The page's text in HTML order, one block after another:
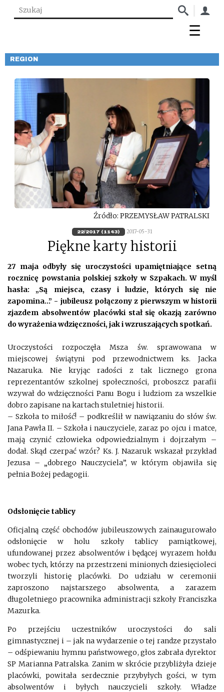
REGION
Źródło: PRZEMYSŁAW PATRALSKI
22/2017 (1143) 2017-05-31
Piękne karty historii
27 maja odbyły się uroczystości upamiętniające setną
rocznicę powstania polskiej szkoły w Szpakach. W myśl
hasła: „Są miejsca, czasy i ludzie, których się nie
zapomina…” - jubileusz połączony z pierwszym w historii
zjazdem absolwentów placówki stał się okazją zarówno
do wyrażenia wdzięczności, jak i wzruszających spotkań.
Uroczystości rozpoczęła Msza św. sprawowana w
miejscowej świątyni pod przewodnictwem ks. Jacka
Nazaruka. Nie kryjąc radości z tak licznego grona
reprezentantów szkolnej społeczności, proboszcz parafii
wzywał do wdzięczności Panu Bogu i ludziom za wszelkie
dobro zapisane na kartach stuletniej historii.
– Szkoła to miłość! – podkreślił w nawiązaniu do słów św.
Jana Pawła II. – Szkoła i nauczyciele, zaraz po ojcu i matce,
mają czynić człowieka odpowiedzialnym i dojrzałym –
dodał. Skąd czerpać wzór? Ks. J. Nazaruk wskazał przykład
Jezusa – „dobrego Nauczyciela”, w którym objawiła się
pełnia Bożej pedagogii.
Odsłonięcie tablicy
Oficjalną część obchodów jubileuszowych zainaugurowało
odsłonięcie w holu szkoły tablicy pamiątkowej,
ufundowanej przez absolwentów i będącej wyrazem hołdu
wobec tych, którzy na przestrzeni minionych dziesięcioleci
tworzyli historię placówki. Do udziału w ceremonii
zaproszono najstarszego absolwenta, a zarazem
długoletniego pracownika administracji szkoły Franciszka
Mazurka.
Po przejściu uczestników uroczystości do sali
gimnastycznej i – jak na wydarzenie o tej randze przystało
– odśpiewaniu hymnu państwowego, głos zabrała dyrektor
SP Marianna Patralska. Zanim w skrócie przybliżyła dzieje
placówki, powitała serdecznie przybyłych gości, w tym
absolwentów i byłych nauczycieli szkoły. Władze